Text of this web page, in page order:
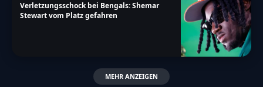
Verletzungsschock bei Bengals: Shemar
Stewart vom Platz gefahren
MEHR ANZEIGEN